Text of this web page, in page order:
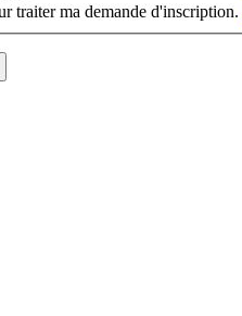
traiter ma demande d'inscription.